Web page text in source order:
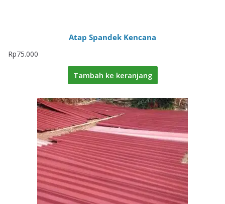
Atap Spandek Kencana
Rp75.000
Tambah ke keranjang